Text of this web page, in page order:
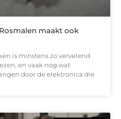
maakt ook
is minstens zo vervelend
en vaak nog wat
door de elektronica die